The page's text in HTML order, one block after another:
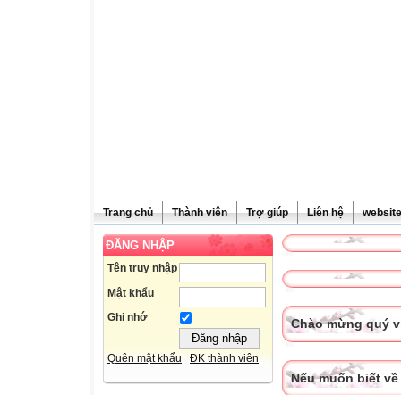
Trang chủ Thành viên Trợ giúp Liên hệ
ĐĂNG NHẬP
Tên truy nhập
Mật khẩu
Ghi nhớ
Quên mật khẩu ĐK thành viên
Chào mừng quý
Nếu muốn biết